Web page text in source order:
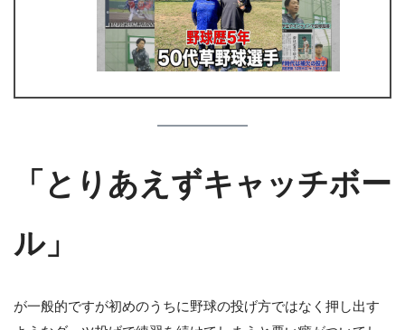
「とりあえずキャッチボー
ル」
が一般的ですが初めのうちに野球の投げ方ではなく押し出す